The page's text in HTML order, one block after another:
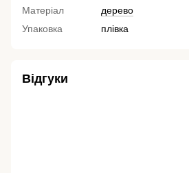
Матеріал
дерево
Упаковка
плівка
Відгуки